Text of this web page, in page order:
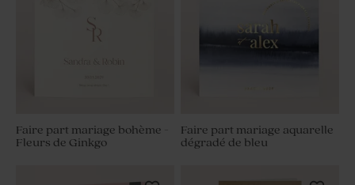
Faire part mariage bohème -
Fleurs de Ginkgo
Faire part mariage aquarelle
dégradé de bleu